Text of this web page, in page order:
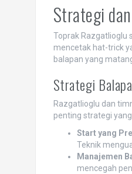
Strategi
Toprak Razgatlioglu
mencetak hat-trick
balapan yang
Strategi
Razgatlioglu dan
penting strategi
Start yang
Teknik
Manajemen
mencegah